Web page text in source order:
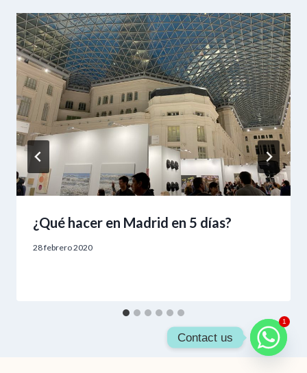
¿Qué hacer en Madrid en 5 días?
28 febrero 2020
1
Contact us